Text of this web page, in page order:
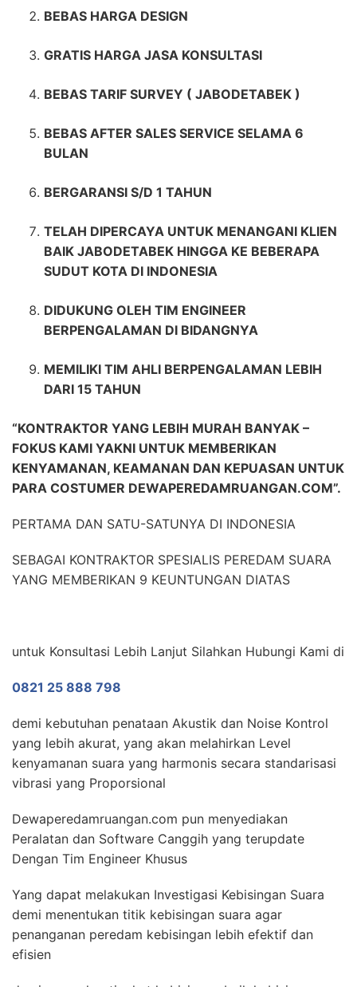
BEBAS HARGA DESIGN
GRATIS HARGA JASA KONSULTASI
BEBAS TARIF SURVEY ( JABODETABEK )
BEBAS AFTER SALES SERVICE SELAMA 6
BULAN
BERGARANSI S/D 1 TAHUN
TELAH DIPERCAYA UNTUK MENANGANI KLIEN
BAIK JABODETABEK HINGGA KE BEBERAPA
SUDUT KOTA DI INDONESIA
DIDUKUNG OLEH TIM ENGINEER
BERPENGALAMAN DI BIDANGNYA
MEMILIKI TIM AHLI BERPENGALAMAN LEBIH
DARI 15 TAHUN
“KONTRAKTOR YANG LEBIH MURAH BANYAK –
FOKUS KAMI YAKNI UNTUK MEMBERIKAN
KENYAMANAN, KEAMANAN DAN KEPUASAN UNTUK
PARA COSTUMER DEWAPEREDAMRUANGAN.COM”.
PERTAMA DAN SATU-SATUNYA DI INDONESIA
SEBAGAI KONTRAKTOR SPESIALIS PEREDAM SUARA
YANG MEMBERIKAN 9 KEUNTUNGAN DIATAS
untuk Konsultasi Lebih Lanjut Silahkan Hubungi Kami di
0821 25 888 798
demi kebutuhan penataan Akustik dan Noise Kontrol
yang lebih akurat, yang akan melahirkan Level
kenyamanan suara yang harmonis secara standarisasi
vibrasi yang Proporsional
Dewaperedamruangan.com pun menyediakan
Peralatan dan Software Canggih yang terupdate
Dengan Tim Engineer Khusus
Yang dapat melakukan Investigasi Kebisingan Suara
demi menentukan titik kebisingan suara agar
penanganan peredam kebisingan lebih efektif dan
efisien